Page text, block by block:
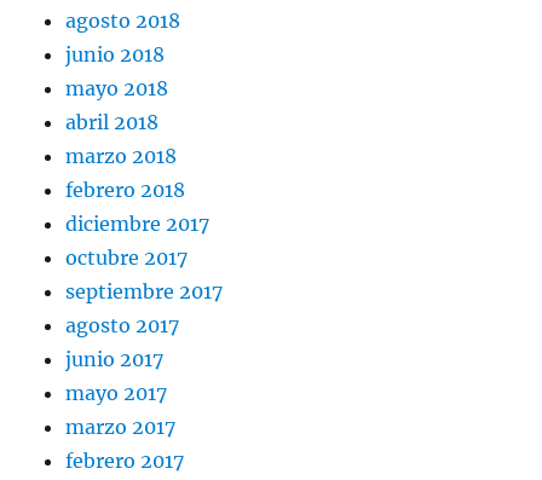
agosto 2018
junio 2018
mayo 2018
abril 2018
marzo 2018
febrero 2018
diciembre 2017
octubre 2017
septiembre 2017
agosto 2017
junio 2017
mayo 2017
marzo 2017
febrero 2017